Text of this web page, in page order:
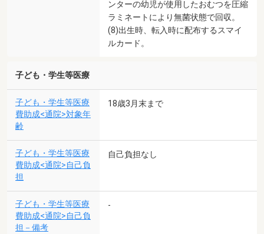
ンターの幼児が使用したおむつを圧縮
ラミネートにより無菌状態で回収。
(8)出生時、転入時に配布するスマイ
ルカード。
子ども・学生等医療
子ども・学生等医療
費助成<通院>対象年
齢
18歳3月末まで
子ども・学生等医療
費助成<通院>自己負
担
自己負担なし
子ども・学生等医療
費助成<通院>自己負
担－備考
-